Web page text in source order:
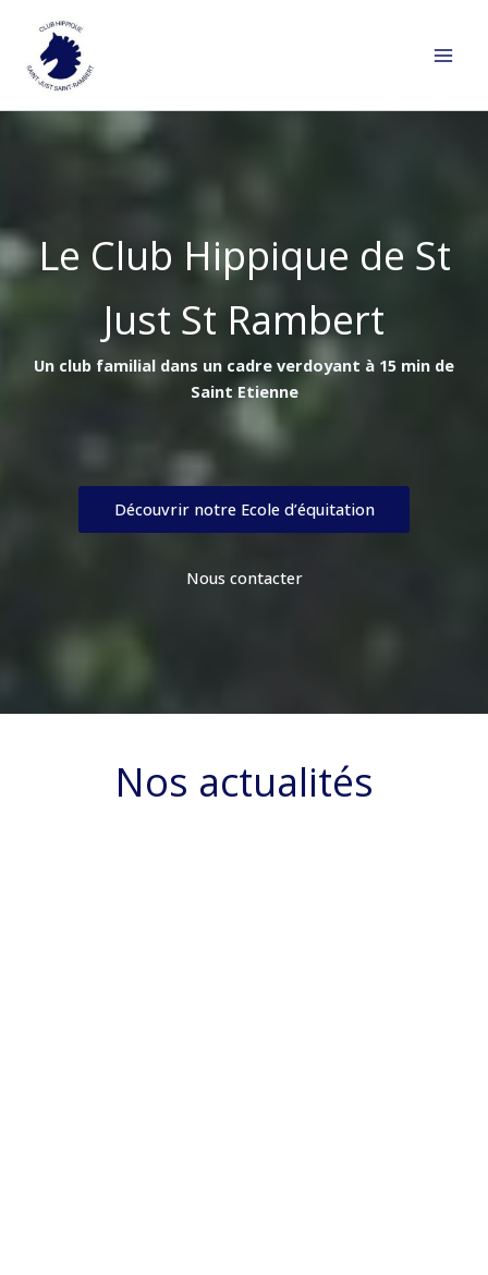
contenu
Le Club Hippique de St
Just St Rambert
Un club familial dans un cadre verdoyant à 15 min de
Saint Etienne
Découvrir notre Ecole d’équitation
Nous contacter
Nos actualités